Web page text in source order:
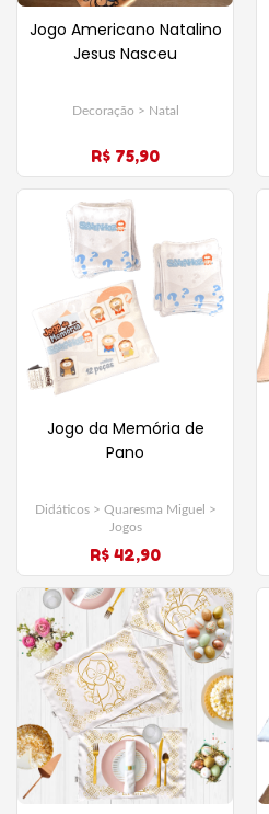
Jogo Americano Natalino
Jesus Nasceu
Decoração > Natal
R$ 75,90
Jogo da Memória de
Pano
Didáticos > Quaresma Miguel >
Jogos
R$ 42,90